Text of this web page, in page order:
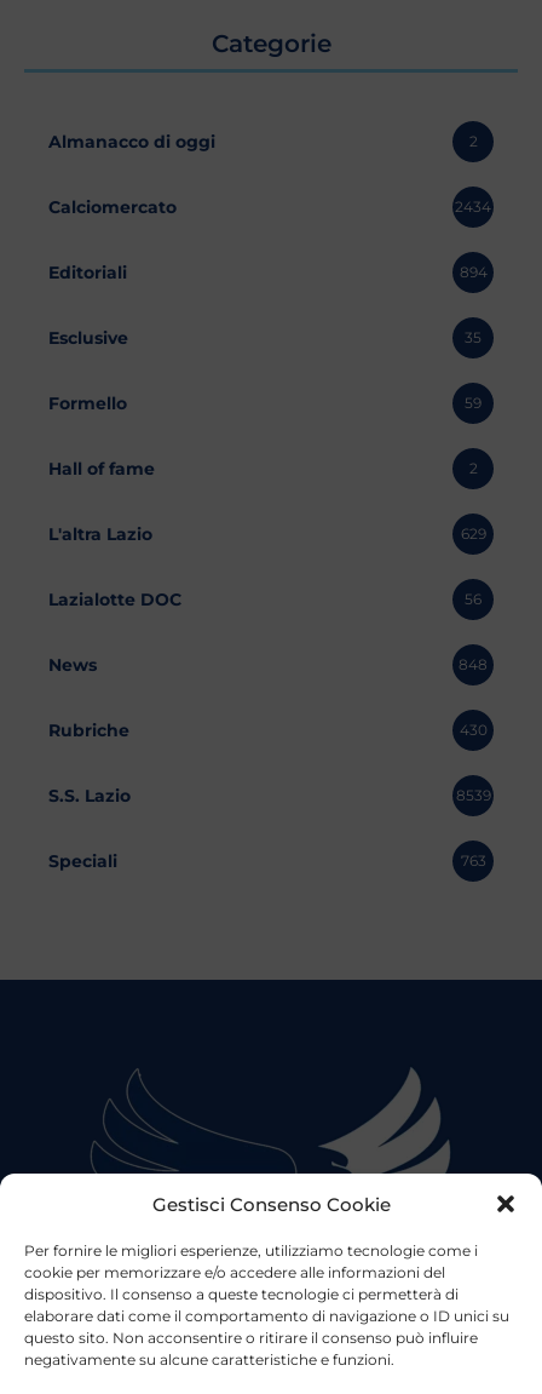
Gestisci Consenso Cookie
Per fornire le migliori esperienze, utilizziamo tecnologie come i
cookie per memorizzare e/o accedere alle informazioni del
dispositivo. Il consenso a queste tecnologie ci permetterà di
elaborare dati come il comportamento di navigazione o ID unici su
questo sito. Non acconsentire o ritirare il consenso può influire
negativamente su alcune caratteristiche e funzioni.
Categorie
Almanacco di oggi 2
Calciomercato 2434
Editoriali 894
Esclusive 35
Formello 59
Hall of fame 2
L'altra Lazio 629
Lazialotte DOC 56
News 848
Rubriche 430
S.S. Lazio 8539
Speciali 763
©2023 Tutti i diritti riservatiLazio Live TV